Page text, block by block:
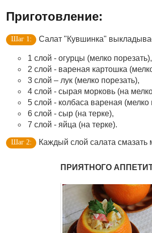
Приготовление:
Салат "Кувшинка"
1 слой - огурцы (мелко порезать),
2 слой - вареная картошка
3 слой – лук (мелко порезать),
4 слой - сырая морковь (на
5 слой - колбаса вареная (мелко
6 слой - сыр (на терке),
7 слой - яйца (на терке).
Каждый слой салата смазать
ПРИЯТНОГО